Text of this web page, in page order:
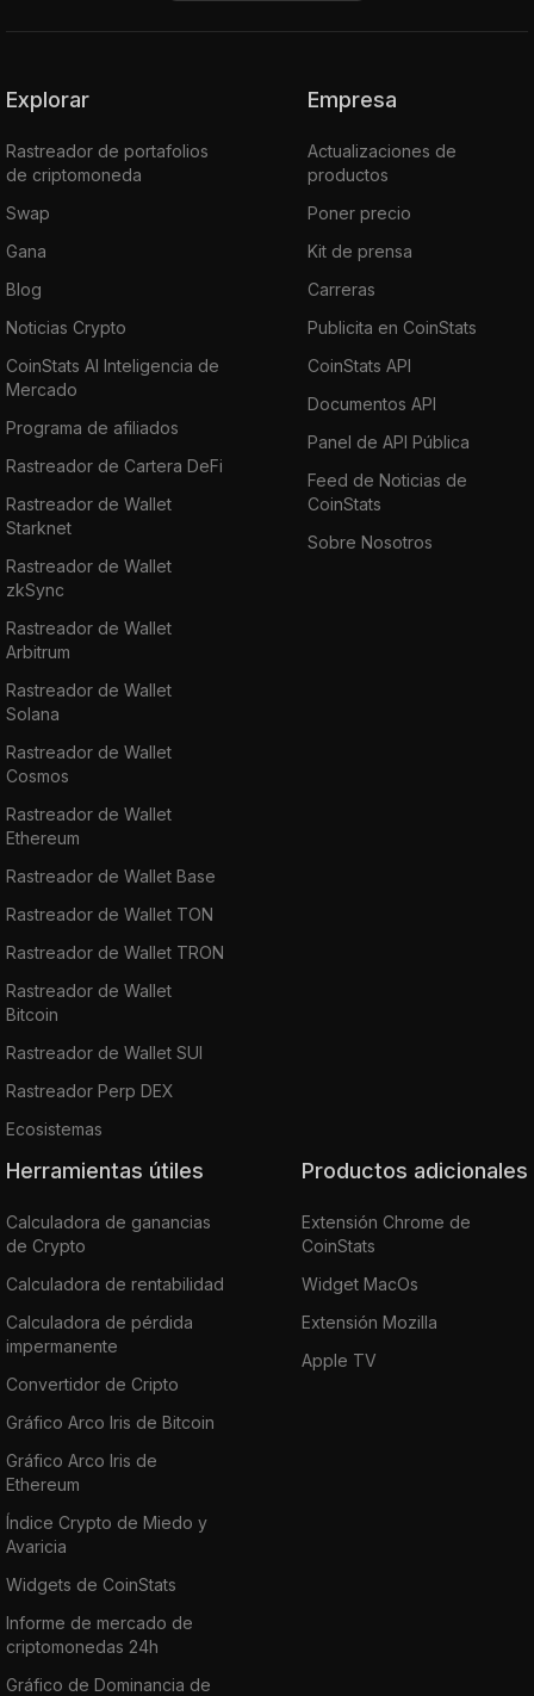
Explorar
Rastreador de portafolios
de criptomoneda
Swap
Gana
Blog
Noticias Crypto
CoinStats AI Inteligencia de
Mercado
Programa de afiliados
Rastreador de Cartera DeFi
Rastreador de Wallet
Starknet
Rastreador de Wallet
zkSync
Rastreador de Wallet
Arbitrum
Rastreador de Wallet
Solana
Rastreador de Wallet
Cosmos
Rastreador de Wallet
Ethereum
Rastreador de Wallet Base
Rastreador de Wallet TON
Rastreador de Wallet TRON
Rastreador de Wallet
Bitcoin
Rastreador de Wallet SUI
Rastreador Perp DEX
Ecosistemas
Empresa
Actualizaciones de
productos
Poner precio
Kit de prensa
Carreras
Publicita en CoinStats
CoinStats API
Documentos API
Panel de API Pública
Feed de Noticias de
CoinStats
Sobre Nosotros
Herramientas útiles
Calculadora de ganancias
de Crypto
Calculadora de rentabilidad
Calculadora de pérdida
impermanente
Convertidor de Cripto
Gráfico Arco Iris de Bitcoin
Gráfico Arco Iris de
Ethereum
Índice Crypto de Miedo y
Avaricia
Widgets de CoinStats
Informe de mercado de
criptomonedas 24h
Gráfico de Dominancia de
Productos adicionales
Extensión Chrome de
CoinStats
Widget MacOs
Extensión Mozilla
Apple TV